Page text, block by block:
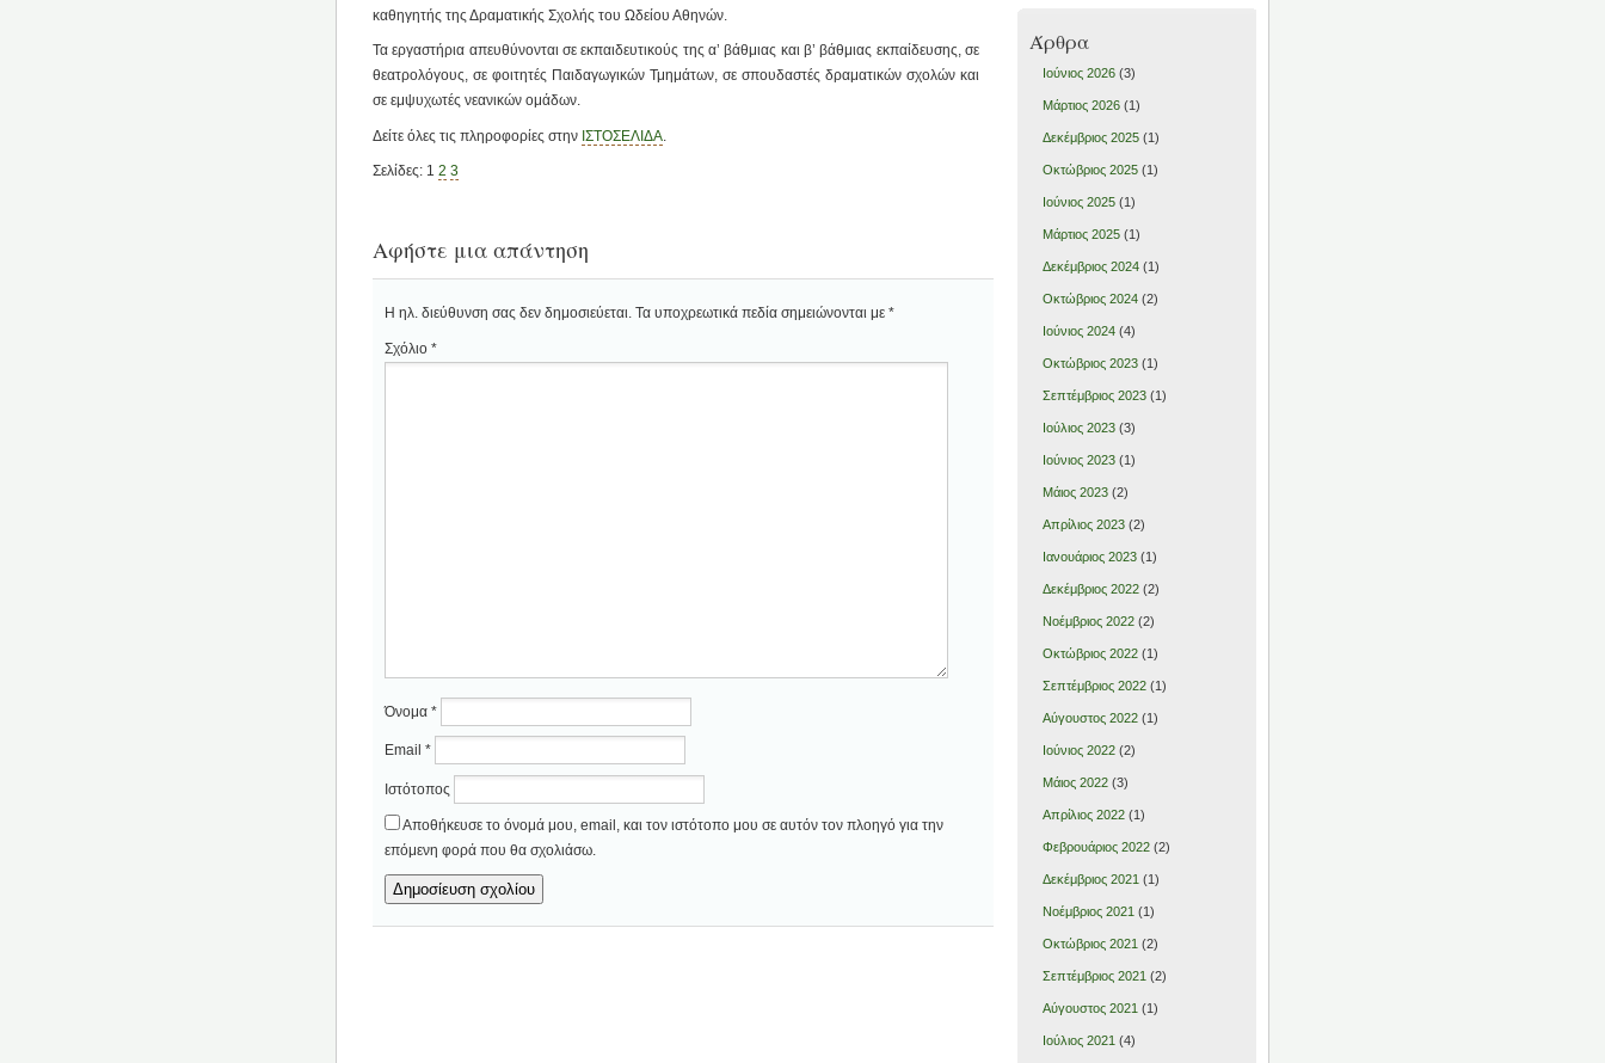
καθηγητής της Δραματικής Σχολής του Ωδείου Αθηνών.
Τα εργαστήρια απευθύνονται σε εκπαιδευτικούς της α’ βάθμιας και β’ βάθμιας εκπαίδευσης, σε
θεατρολόγους, σε φοιτητές Παιδαγωγικών Τμημάτων, σε σπουδαστές δραματικών σχολών και
σε εμψυχωτές νεανικών ομάδων.
Δείτε όλες τις πληροφορίες στην ΙΣΤΟΣΕΛΙΔΑ.
Σελίδες: 1 2 3
Αφήστε μια απάντηση
Η ηλ. διεύθυνση σας δεν δημοσιεύεται. Τα υποχρεωτικά πεδία σημειώνονται με *
Σχόλιο *
Όνομα *
Email *
Ιστότοπος
Αποθήκευσε το όνομά μου, email, και τον ιστότοπο μου σε αυτόν τον πλοηγό για την
επόμενη φορά που θα σχολιάσω.
Άρθρα
Ιούνιος 2026(3)
Μάρτιος 2026(1)
Δεκέμβριος 2025(1)
Οκτώβριος 2025(1)
Ιούνιος 2025(1)
Μάρτιος 2025(1)
Δεκέμβριος 2024(1)
Οκτώβριος 2024(2)
Ιούνιος 2024(4)
Οκτώβριος 2023(1)
Σεπτέμβριος 2023(1)
Ιούλιος 2023(3)
Ιούνιος 2023(1)
Μάιος 2023(2)
Απρίλιος 2023(2)
Ιανουάριος 2023(1)
Δεκέμβριος 2022(2)
Νοέμβριος 2022(2)
Οκτώβριος 2022(1)
Σεπτέμβριος 2022(1)
Αύγουστος 2022(1)
Ιούνιος 2022(2)
Μάιος 2022(3)
Απρίλιος 2022(1)
Φεβρουάριος 2022(2)
Δεκέμβριος 2021 (1)
Νοέμβριος 2021 (1)
Οκτώβριος 2021 (2)
Σεπτέμβριος 2021 (2)
Αύγουστος 2021 (1)
Ιούλιος 2021 (4)